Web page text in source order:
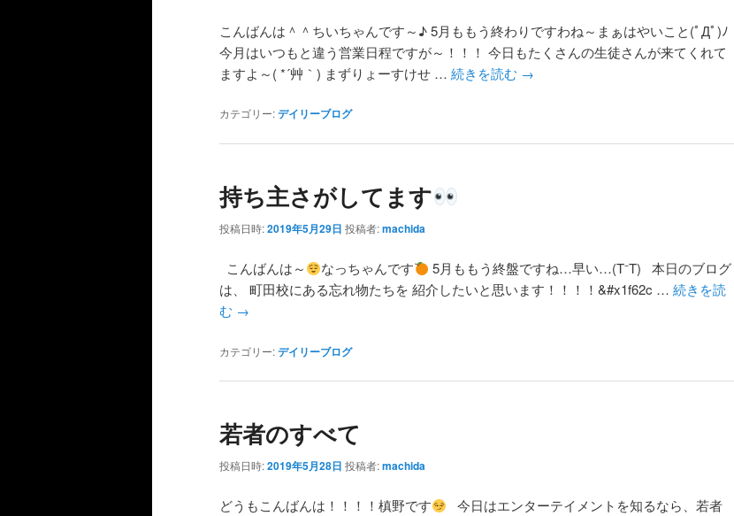
こんばんは＾＾ちいちゃんです～♪ 5月ももう終わりですわね～まぁはやいこと(ﾟДﾟ)ﾉ
今月はいつもと違う営業日程ですが～！！！ 今日もたくさんの生徒さんが来てくれて
ますよ～( *´艸｀) まずりょーすけせ … 続きを読む →
カテゴリー:デイリーブログ
持ち主さがしてます
投稿日時:2019年5月29日 投稿者:machida
こんばんは～ なっちゃんです
5月ももう終盤ですね…早い…(T⁻T) 本日のブログ
は、 町田校にある忘れ物たちを 紹介したいと思います！！！！&#x1f62c … 続きを読
む →
カテゴリー:デイリーブログ
若者のすべて
投稿日時:2019年5月28日 投稿者:machida
どうもこんばんは！！！！槙野です
今日はエンターテイメントを知るなら、若者